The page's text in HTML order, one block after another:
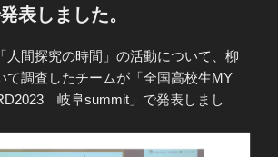
表しました。
人間探究の時間」の活動について、柳
て調査したチームが「全国高校生MY
岐阜summit」で発表しまし